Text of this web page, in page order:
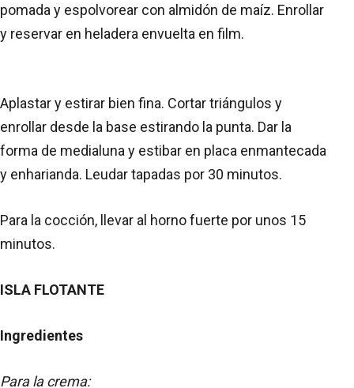
pomada y espolvorear con almidón de maíz. Enrollar
y reservar en heladera envuelta en film.
Aplastar y estirar bien fina. Cortar triángulos y
enrollar desde la base estirando la punta. Dar la
forma de medialuna y estibar en placa enmantecada
y enharianda. Leudar tapadas por 30 minutos.
Para la cocción, llevar al horno fuerte por unos 15
minutos.
ISLA FLOTANTE
Ingredientes
Para la crema: